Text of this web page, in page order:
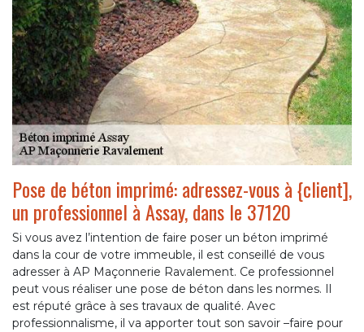
Pose de béton imprimé: adressez-vous à {client],
un professionnel à Assay, dans le 37120
Si vous avez l’intention de faire poser un béton imprimé
dans la cour de votre immeuble, il est conseillé de vous
adresser à AP Maçonnerie Ravalement. Ce professionnel
peut vous réaliser une pose de béton dans les normes. Il
est réputé grâce à ses travaux de qualité. Avec
professionnalisme, il va apporter tout son savoir –faire pour